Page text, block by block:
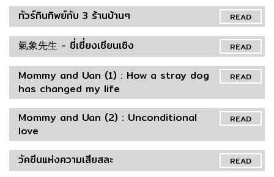
READ
ทัวร์กินทิพย์กับ 3 ร้านบ้านๆ
READ
氣象先生 - ชี่เซี่ยงเซียนเซิง
READ
Mommy and Uan (1) : How a stray dog
has changed my life
READ
Mommy and Uan (2) : Unconditional
love
READ
วัคซีนแห่งความเสียสละ